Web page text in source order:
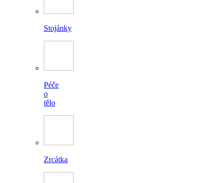
Stojánky
Péče
o
tělo
Zrcátka